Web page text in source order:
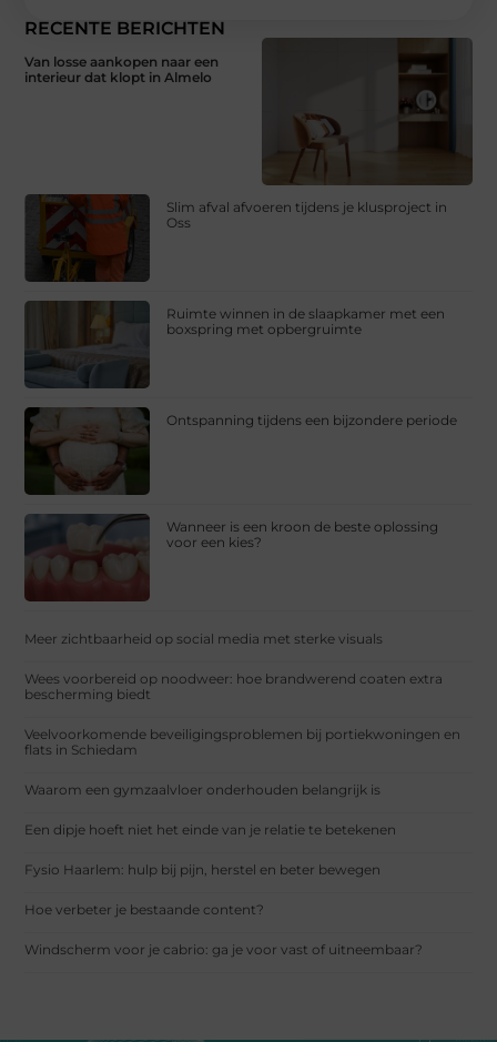
RECENTE BERICHTEN
Van losse aankopen naar een
interieur dat klopt in Almelo
Slim afval afvoeren tijdens je klusproject in
Oss
Ruimte winnen in de slaapkamer met een
boxspring met opbergruimte
Ontspanning tijdens een bijzondere periode
Wanneer is een kroon de beste oplossing
voor een kies?
Meer zichtbaarheid op social media met sterke visuals
Wees voorbereid op noodweer: hoe brandwerend coaten extra
bescherming biedt
Veelvoorkomende beveiligingsproblemen bij portiekwoningen en
flats in Schiedam
Waarom een gymzaalvloer onderhouden belangrijk is
Een dipje hoeft niet het einde van je relatie te betekenen
Fysio Haarlem: hulp bij pijn, herstel en beter bewegen
Hoe verbeter je bestaande content?
Windscherm voor je cabrio: ga je voor vast of uitneembaar?